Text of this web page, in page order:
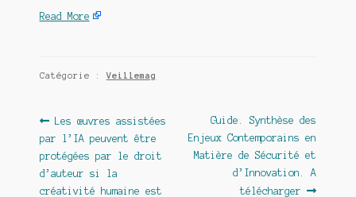
Read More
Catégorie :Veillemag
Navigation
de
l’article
Article
précédent :
Les œuvres assistées
par l’IA peuvent être
protégées par le droit
d’auteur si la
créativité humaine est
Article
suivant :
Guide. Synthèse des
Enjeux Contemporains en
Matière de Sécurité et
d’Innovation. A
télécharger